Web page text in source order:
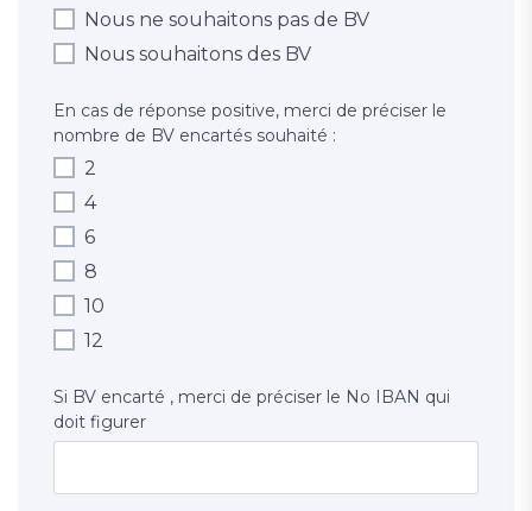
Nous ne souhaitons pas de BV
Nous souhaitons des BV
En cas de réponse positive, merci de préciser le
nombre de BV encartés souhaité :
2
4
6
8
10
12
Si BV encarté , merci de préciser le No IBAN qui
doit figurer